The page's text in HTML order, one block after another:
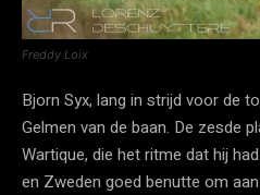
Freddy Loix
Bjorn Syx, lang in strijd voor de
Gelmen van de baan. De zesde
Wartique, die het ritme dat hij
en Zweden goed benutte om